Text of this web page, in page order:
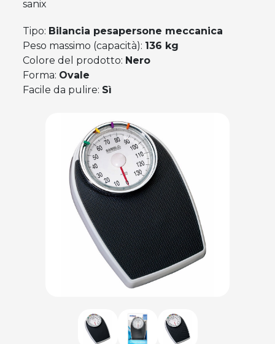
sanix
Tipo: Bilancia pesapersone meccanica
Peso massimo (capacità): 136 kg
Colore del prodotto: Nero
Forma: Ovale
Facile da pulire: Sì